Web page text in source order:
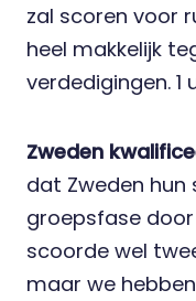
zal scoren voor
heel makkelijk
verdedigingen. 1
Zweden
dat Zweden hun
groepsfase
scoorde wel
maar we